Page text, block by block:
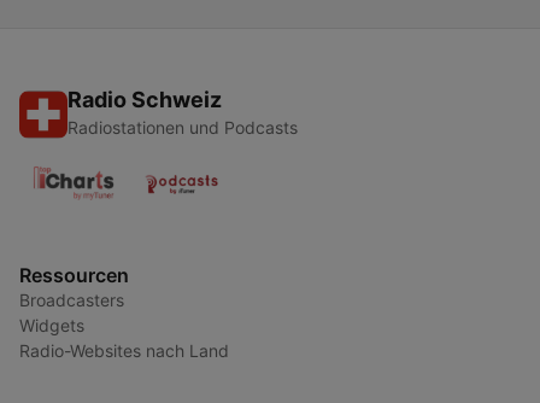
Radio Schweiz
Radiostationen und Podcasts
Ressourcen
Broadcasters
Widgets
Radio-Websites nach Land